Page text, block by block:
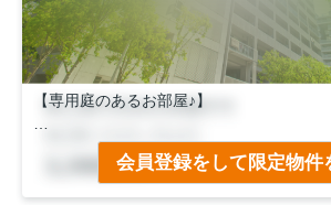
【専用庭のあるお部屋♪】
◆ペットの飼育ＯＫ！（規約有）
◆専有面積８０㎡超の４ＬＤＫ！
会員登録をして限定物件